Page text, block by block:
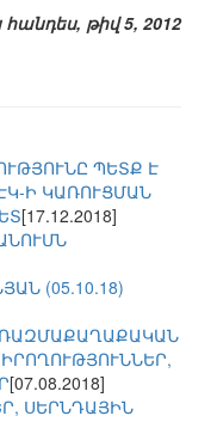
հանդես, թիվ 5, 2012
ՊԵՏՔ Է
Ի ԿԱՌՈՒՑՄԱՆ
[17.12.2018]
(05.10.18)
[07.08.2018]
ՍԵՐՆԴԱՅԻՆ